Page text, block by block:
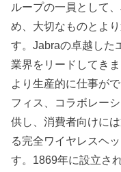
ループの一員として
め、大切なものとよ
す。Jabraの卓越した
業界をリードしてき
より生産的に仕事が
フィス、コラボレー
供し、消費者向けに
る完全ワイヤレスヘ
す。1869年に設立さ